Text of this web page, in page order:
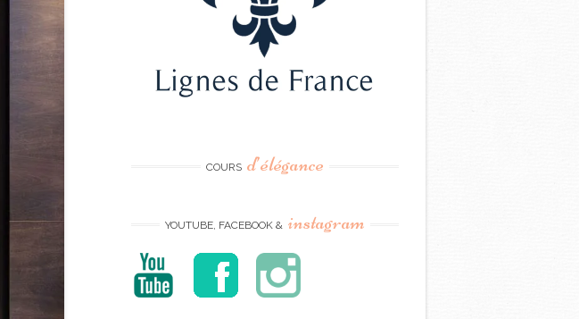
COURS d’élégance
YOUTUBE, FACEBOOK & instagram